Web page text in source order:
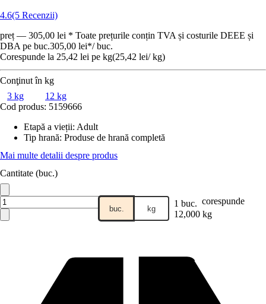
4.6(5 Recenzii)
preț — 305,00 lei * Toate prețurile conțin TVA și costurile DEEE și
DBA pe buc.305,00 lei*/ buc.
Corespunde la 25,42 lei pe kg(25,42 lei/ kg)
Conţinut în kg
3 kg
12 kg
Cod produs: 5159666
Etapă a vieții: Adult
Tip hrană: Produse de hrană completă
Mai multe detalii despre produs
Cantitate (buc.)
buc. kg 1 buc. corespunde
12,000 kg